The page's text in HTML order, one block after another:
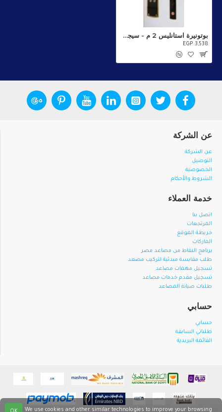
بوتونيرة استانليس 2 م - سيجما للأنظمة SGK_10
EGP 3,538
عن الشركة
عن الشركة
التوصيل
الخصوصية
الشروط والأحكام
خدمة العملاء
اتصل بنا
المرتجعات
خريطة الموقع
الماركات
برنامج النقاط من مصاعد مصر
طلب مقايسة مبدئية لتركيب مصعد
تسجيل مهمات مصاعد
تسجيل مقدم خدمات مصاعد
طلبات صيانة المصاعد
حسابي
حسابي
طلباتي السابقة
القائمة البريدية
We use cookies and other similar technologies to improve your browsing